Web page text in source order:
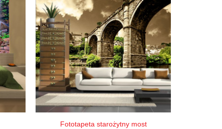
wariantów.
Opcje
można
wybrać
na
stronie
produktu
Fototapeta starożytny most